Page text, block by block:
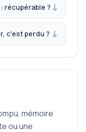
récupérable ?
c'est perdu ?
mémoire
ou une